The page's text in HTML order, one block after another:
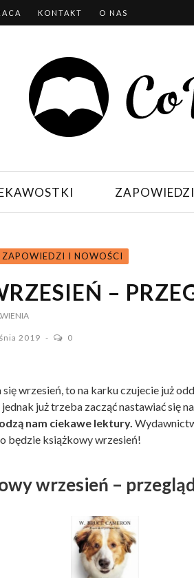
KONTAKT O NAS
ZAPOWIEDZI I NOWOŚCI
–
2019 0
wrzesień, to na karku czujecie już
już trzeba zacząć nastawiać się
nam ciekawe lektury.
będzie książkowy wrzesień!
wrzesień –